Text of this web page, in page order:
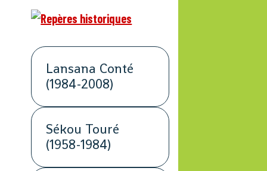
Lansana Conté
(1984-2008)
Sékou Touré
(1958-1984)